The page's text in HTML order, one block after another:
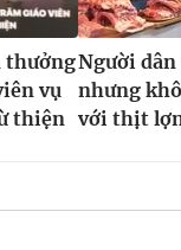
thưởng
vụ
thiện
Người
nhưng
với thịt